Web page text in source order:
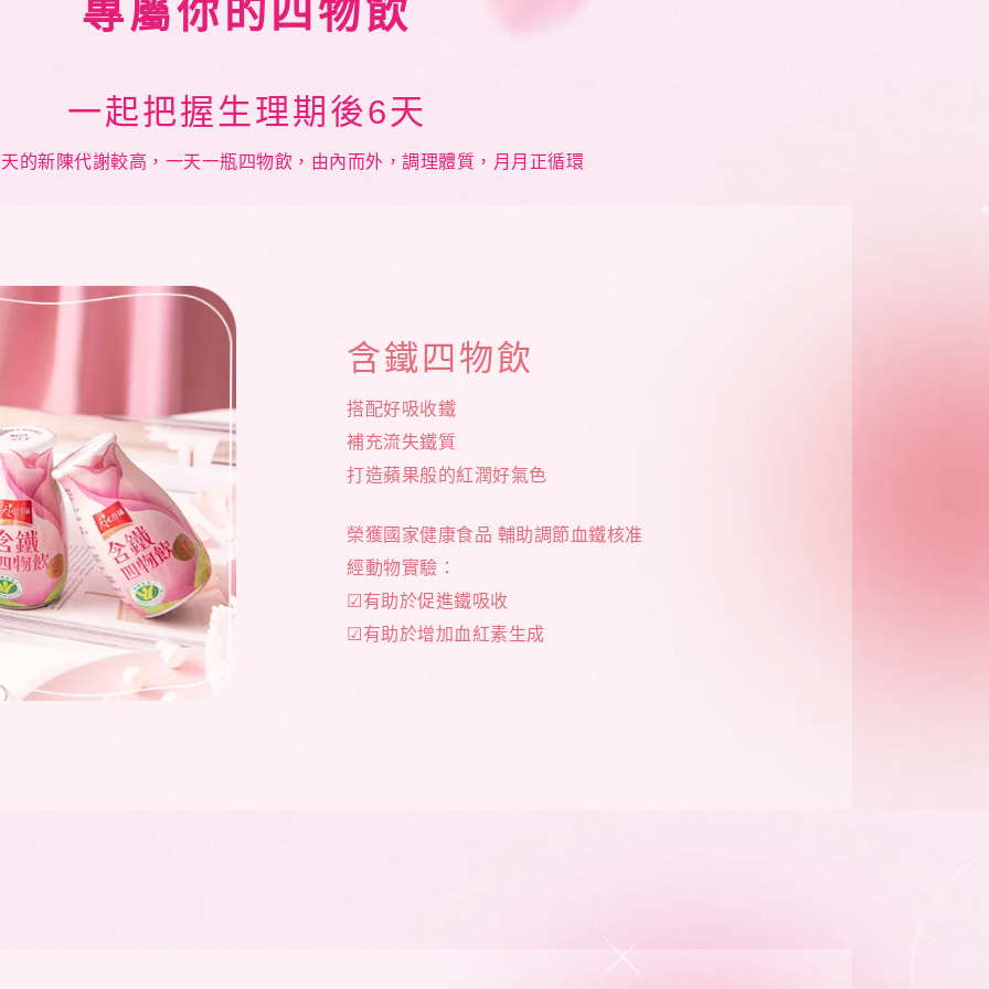
專屬你的四物飲
一起把握生理期後6天
的新陳代謝較高，一天一瓶四物飲，由內而外，調理體質，月月正循環
含鐵四物飲
搭配好吸收鐵
補充流失鐵質
打造蘋果般的紅潤好氣色
榮獲國家健康食品 輔助調節血鐵核准
經動物實驗：
☑有助於促進鐵吸收
☑有助於增加血紅素生成